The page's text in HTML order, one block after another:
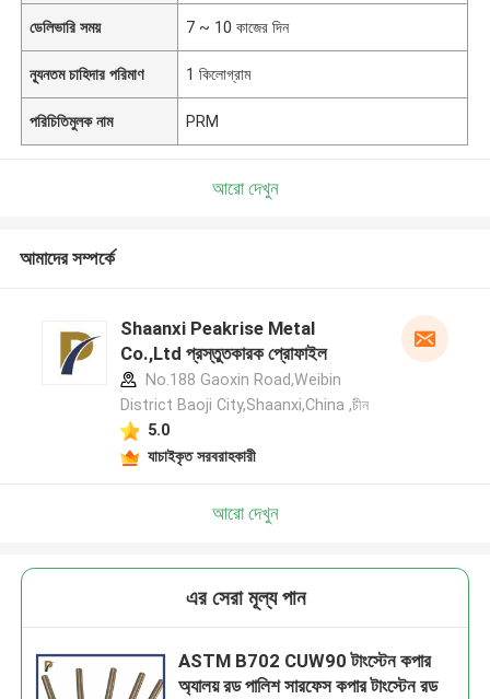
ডেলিভারি সময় 7 ~ 10 কাজের দিন
ন্যূনতম চাহিদার পরিমাণ 1 কিলোগ্রাম
পরিচিতিমুলক নাম PRM
আরো দেখুন
আমাদের সম্পর্কে
Shaanxi Peakrise Metal
Co.,Ltd প্রস্তুতকারক প্রোফাইল
No.188 Gaoxin Road,Weibin
District Baoji City,Shaanxi,China ,চীন
5.0
যাচাইকৃত সরবরাহকারী
আরো দেখুন
এর সেরা মূল্য পান
ASTM B702 CUW90 টাংস্টেন কপার
অ্যালয় রড পালিশ সারফেস কপার টাংস্টেন রড